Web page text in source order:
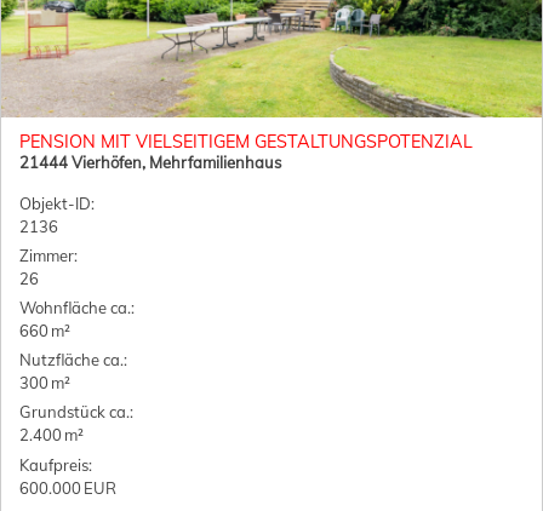
PENSION MIT VIELSEITIGEM GESTALTUNGSPOTENZIAL
21444 Vierhöfen, Mehrfamilienhaus
Objekt-ID:
2136
Zimmer:
26
Wohnfläche ca.:
660 m²
Nutzfläche ca.:
300 m²
Grund­stück ca.:
2.400 m²
Kaufpreis:
600.000 EUR